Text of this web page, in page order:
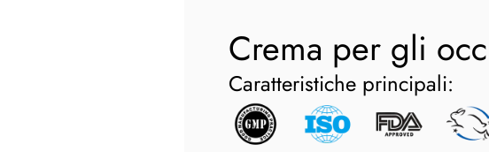
Crema per gli
Caratteristiche principali: